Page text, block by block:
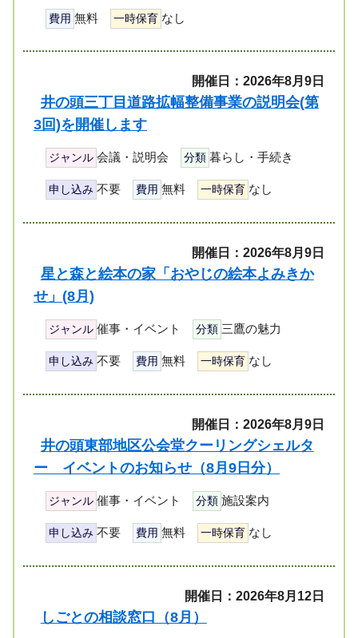
費用 無料 一時保育 なし
開催日：2026年8月9日
井の頭三丁目道路拡幅整備事業の説明会(第
3回)を開催します
ジャンル 会議・説明会 分類 暮らし・手続き
申し込み 不要 費用 無料 一時保育 なし
開催日：2026年8月9日
星と森と絵本の家「おやじの絵本よみきか
せ」(8月)
ジャンル 催事・イベント 分類 三鷹の魅力
申し込み 不要 費用 無料 一時保育 なし
開催日：2026年8月9日
井の頭東部地区公会堂クーリングシェルタ
ー イベントのお知らせ（8月9日分）
ジャンル 催事・イベント 分類 施設案内
申し込み 不要 費用 無料 一時保育 なし
開催日：2026年8月12日
しごとの相談窓口（8月）